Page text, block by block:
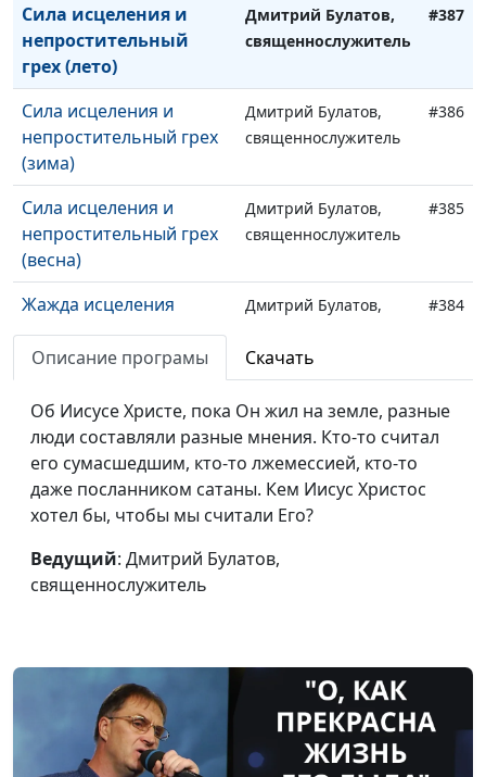
Сила исцеления и
непростительный
грех (лето)
Дмитрий Булатов,
священнослужитель
#387
Сила исцеления и
непростительный грех
(зима)
Дмитрий Булатов,
священнослужитель
#386
Сила исцеления и
непростительный грех
(весна)
Дмитрий Булатов,
священнослужитель
#385
Жажда исцеления
(осень)
Дмитрий Булатов,
#384
Жажда исцеления
(лето)
Дмитрий Булатов,
священнослужитель
#383
Жажда исцеления
(зима)
Дмитрий Булатов,
священнослужитель
#382
Жажда исцеления
Дмитрий Булатов,
Ветхий мех и святой
день (лето)
священнослужитель
Ветхий мех и святой
день (зима)
Дмитрий Булатов,
священнослужитель
#378
Описание програмы Скачать
Об Иисусе Христе, пока Он жил на земле, разные
люди составляли разные мнения. Кто-то считал
его сумасшедшим, кто-то лжемессией, кто-то
даже посланником сатаны. Кем Иисус Христос
хотел бы, чтобы мы считали Его?
Ведущий: Дмитрий Булатов,
священнослужитель